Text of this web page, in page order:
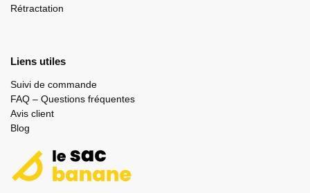
Rétractation
Liens utiles
Suivi de commande
FAQ – Questions fréquentes
Avis client
Blog